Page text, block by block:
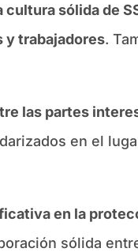
sólida de
y trabajadores.
las partes
en el
en la
sólida